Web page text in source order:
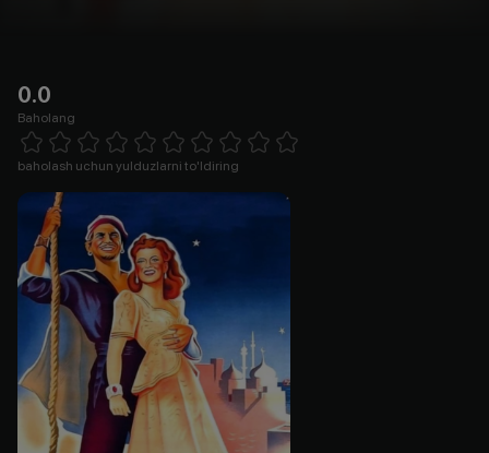
0.0
Baholang
1 Star 2 Stars 3 Stars 4 Stars5 Stars 6 Stars7 Stars8 Stars
baholash uchun yulduzlarni to'ldiring